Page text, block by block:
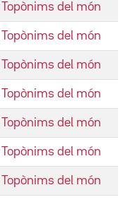
Topònims del món
Topònims del món
Topònims del món
Topònims del món
Topònims del món
Topònims del món
Topònims del món